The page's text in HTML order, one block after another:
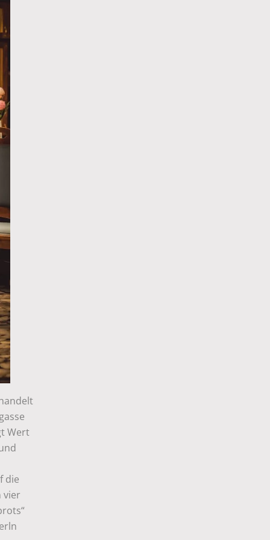
Wert
die
vier